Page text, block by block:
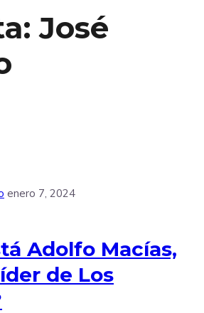
José
enero 7, 2024
Adolfo Macías,
de Los